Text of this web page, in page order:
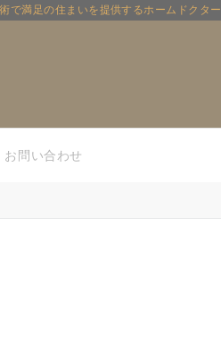
で満足の住まいを提供するホームドクター
お問い合わせ